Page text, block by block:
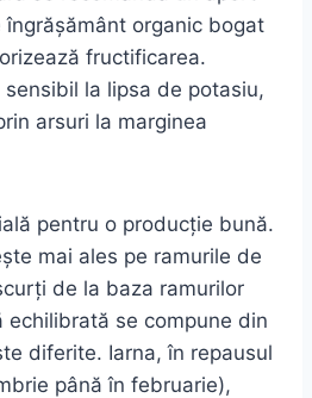
organic bogat
fructificarea.
la lipsa de potasiu,
arsuri la marginea
pentru o producție bună.
mai ales pe ramurile de
de la baza ramurilor
echilibrată se compune din
diferite. Iarna, în repausul
până în februarie),